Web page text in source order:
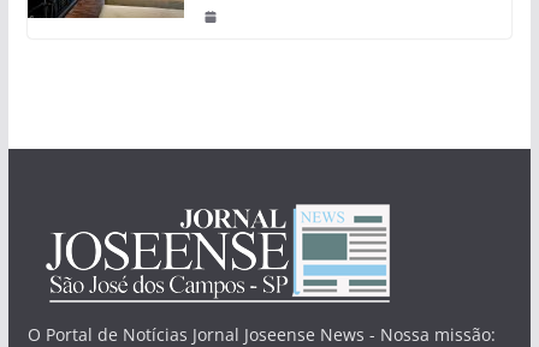
O Portal de Notícias Jornal Joseense News - Nossa missão: